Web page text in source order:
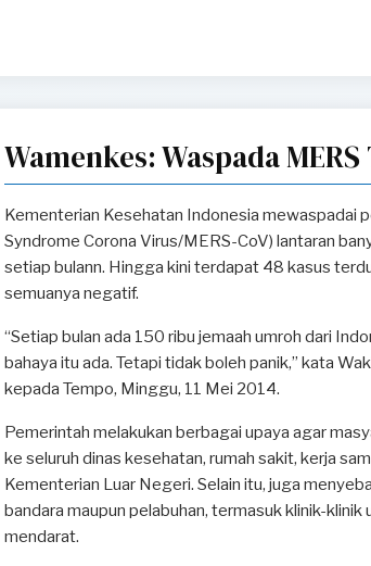
Wamenkes: Waspada
Kementerian Kesehatan Indonesia mewaspadai
Syndrome Corona Virus/MERS-CoV) lantaran
setiap bulann. Hingga kini terdapat 48 kasus
semuanya negatif.
“Setiap bulan ada 150 ribu jemaah umroh dari
bahaya itu ada. Tetapi tidak boleh panik,” kata
kepada Tempo, Minggu, 11 Mei 2014.
Pemerintah melakukan berbagai upaya agar
ke seluruh dinas kesehatan, rumah sakit, kerja
Kementerian Luar Negeri. Selain itu, juga
bandara maupun pelabuhan, termasuk klinik-
mendarat.